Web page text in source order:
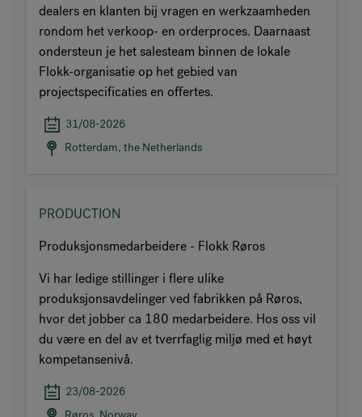
dealers en klanten bij vragen en werkzaamheden
rondom het verkoop- en orderproces. Daarnaast
ondersteun je het salesteam binnen de lokale
Flokk-organisatie op het gebied van
projectspecificaties en offertes.
31/08-2026
Rotterdam, the Netherlands
PRODUCTION
Produksjonsmedarbeidere - Flokk Røros
Vi har ledige stillinger i flere ulike
produksjonsavdelinger ved fabrikken på Røros,
hvor det jobber ca 180 medarbeidere. Hos oss vil
du være en del av et tverrfaglig miljø med et høyt
kompetansenivå.
23/08-2026